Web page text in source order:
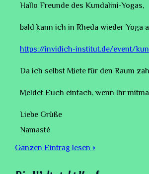
Hallo Freunde des Kundalini-Yogas,
bald kann ich in Rheda wieder Yoga
https://invidich-institut.de/event/
Da ich selbst Miete für den Raum
Meldet Euch einfach, wenn Ihr
Liebe Grüße
Namasté
Ganzen Eintrag lesen »